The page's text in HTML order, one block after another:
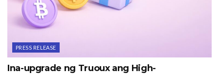
PRESS RELEASE
Ina-upgrade ng Truoux ang High-